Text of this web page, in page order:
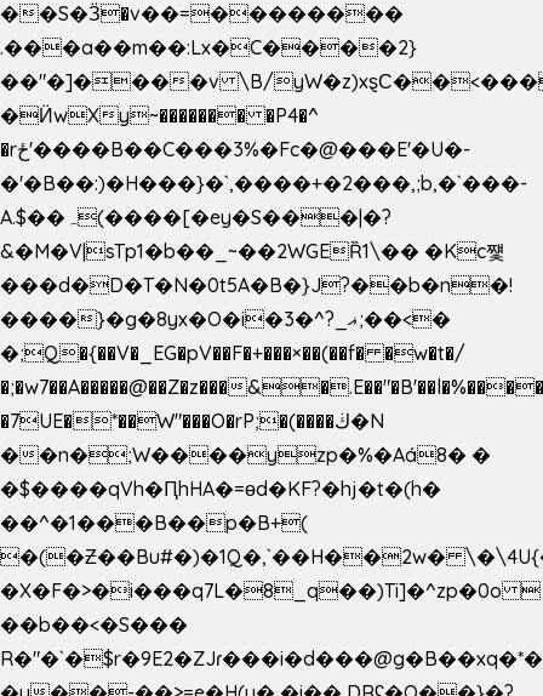
��S�Ӟ�v��=��������
.���a��m��:Lx�C����2}
��"�]����v \B/
�ӤwXy~������� �P4�^
�rځ'����B��C���3%�Fc�@���E'�U�-
�'�B��:)�H���}�`,����+�2���,;b,�`���-
A.$��ہ(����[�ey�S���|�?
&�M�V|sTp1�b��_~��2WGEȐ1\�� �Kc쩇
���d�D�T�N�0t5A�B�}J?��b�n�!
����}�g�8yx�O�i�3�^?_ޣ;��<�
�;Q�{��V�_EG�pV��F�+���×��(��f� �w�t�/
�;�w7��A�����@��Z�z���
�7UE�*��W"���O�rP;�(����ڬ�N
��n�;W����yzp�%�Aá8� �
�$����qVh�ԤhHA�=ɵd�KF?�hj�t�(h�
��^�1���B��p�B+(
�(�Ƶ��Bu#�)�1Q�,`��H��2w�
�X�F�>�i���q7L�8_q��)Ti]�^zp�0o 
��b��<�S���